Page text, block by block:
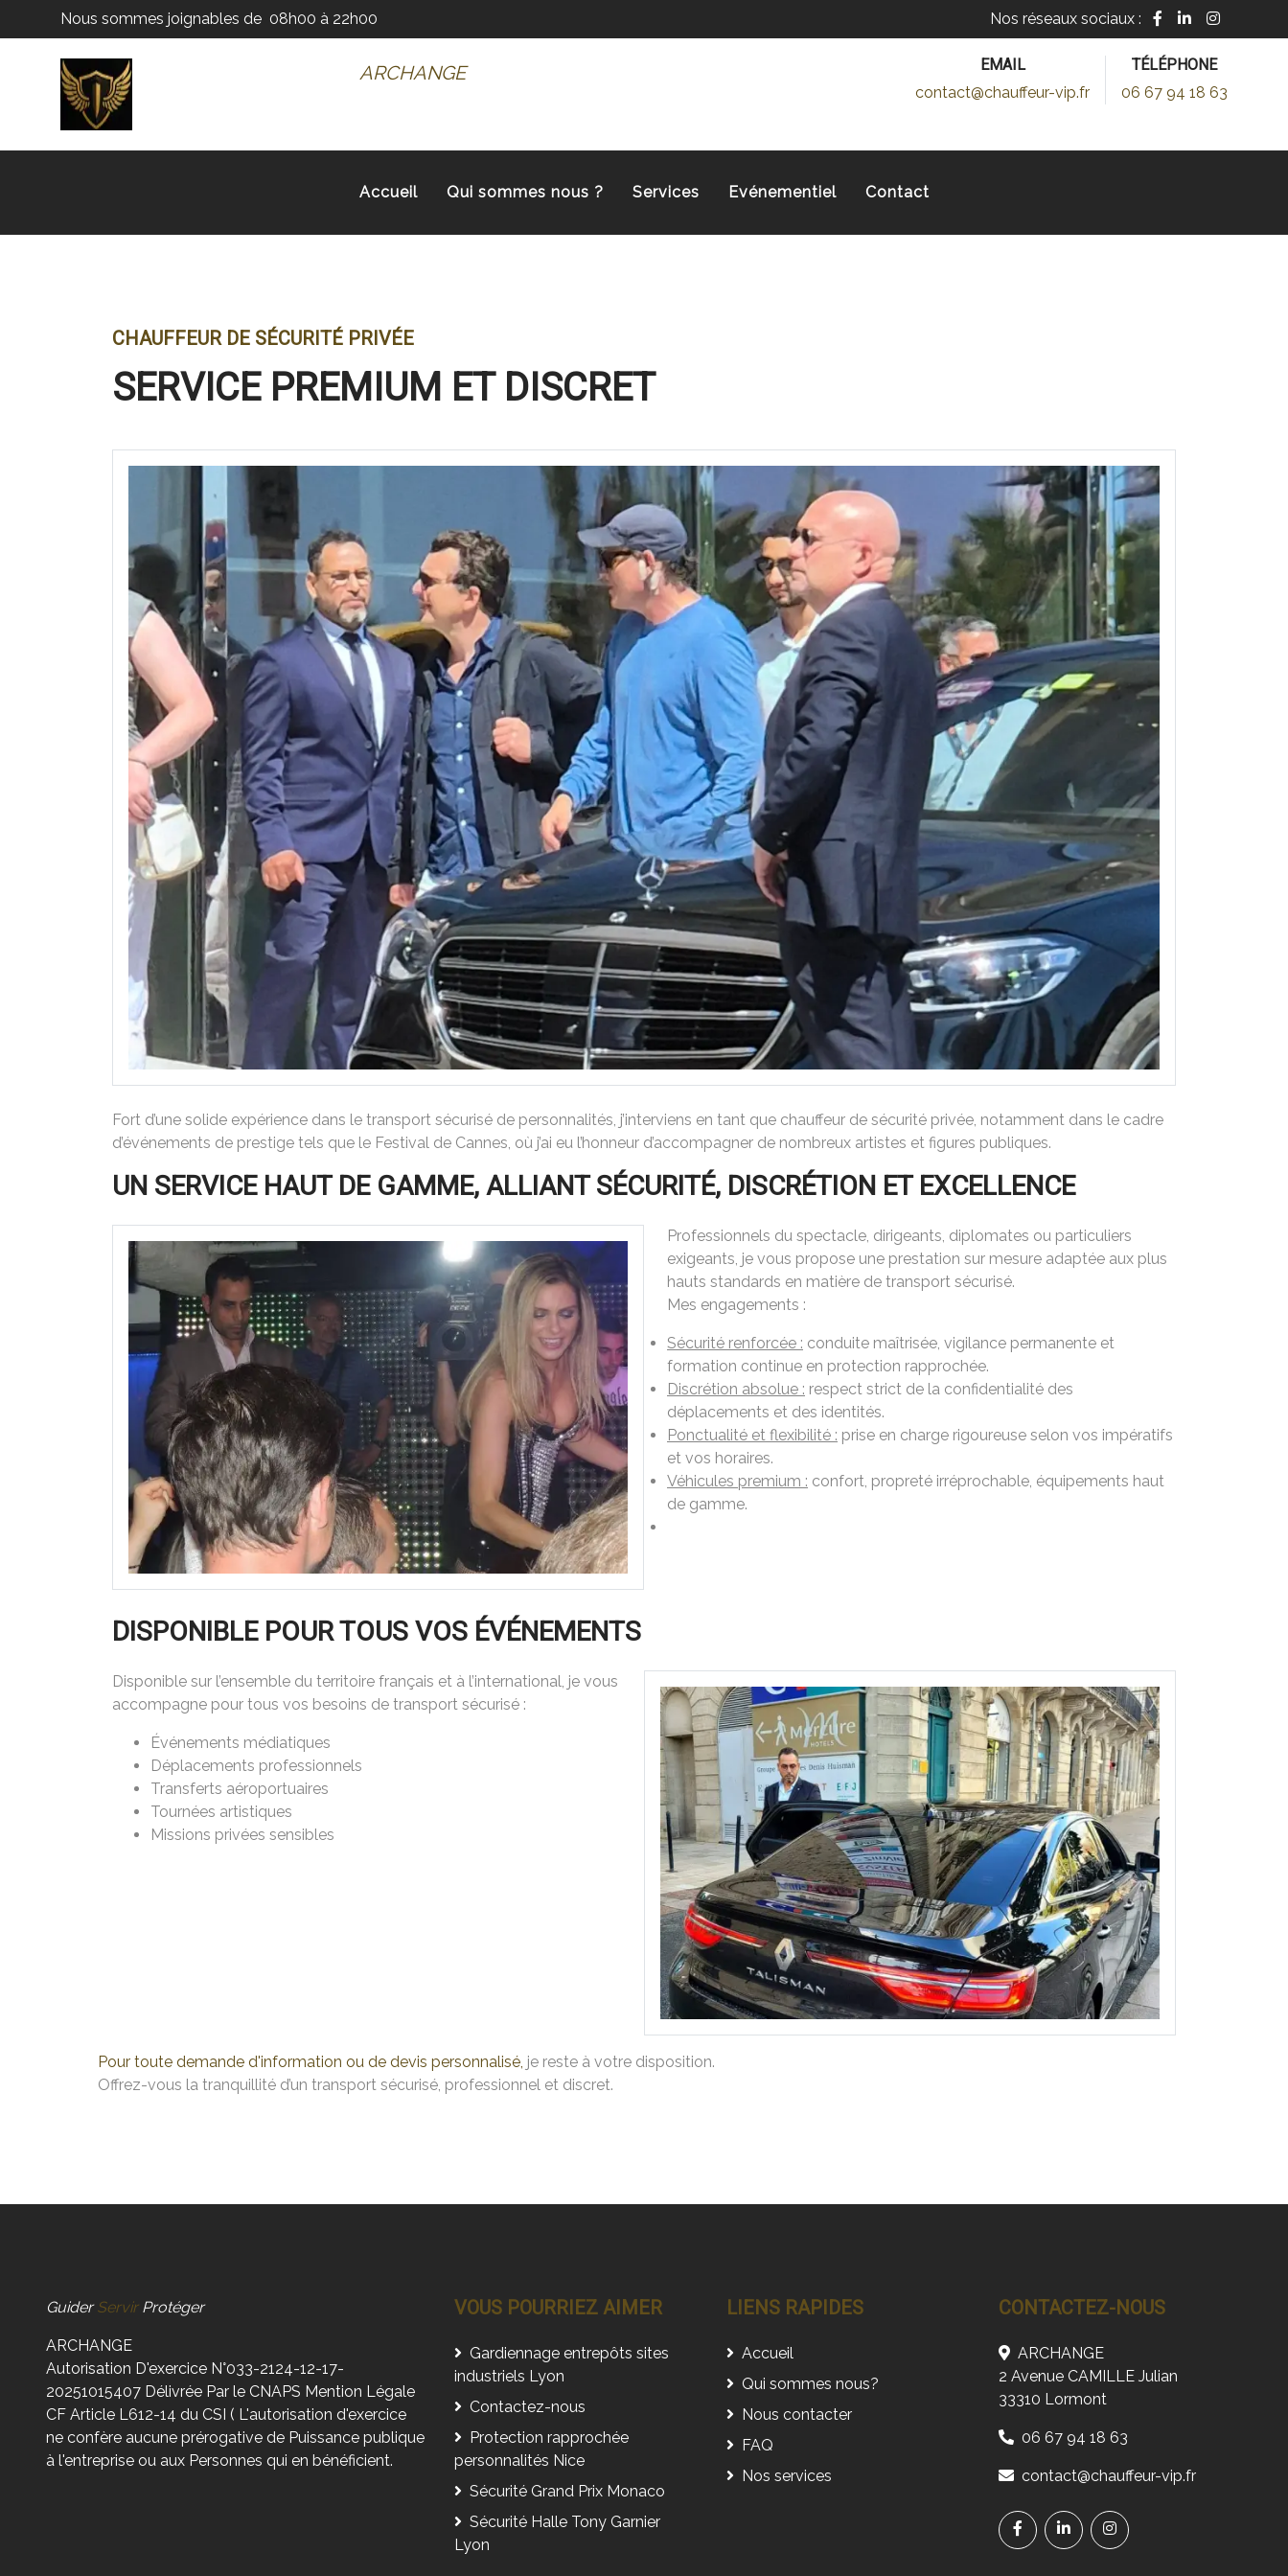
Nous sommes joignables de 08h00 à 22h00 Nos réseaux sociaux :
ARCHANGE
EMAIL
contact@chauffeur-vip.fr
TÉLÉPHONE
06 67 94 18 63
Accueil Qui sommes nous ? Services Evénementiel Contact
CHAUFFEUR DE SÉCURITÉ PRIVÉE
SERVICE PREMIUM ET DISCRET
Fort d’une solide expérience dans le transport sécurisé de personnalités, j’interviens en tant que chauffeur de sécurité privée, notamment dans le cadre
d’événements de prestige tels que le Festival de Cannes, où j’ai eu l’honneur d’accompagner de nombreux artistes et figures publiques.
UN SERVICE HAUT DE GAMME, ALLIANT SÉCURITÉ, DISCRÉTION ET EXCELLENCE
Professionnels du spectacle, dirigeants, diplomates ou particuliers
exigeants, je vous propose une prestation sur mesure adaptée aux plus
hauts standards en matière de transport sécurisé.
Mes engagements :
Sécurité renforcée : conduite maîtrisée, vigilance permanente et
formation continue en protection rapprochée.
Discrétion absolue : respect strict de la confidentialité des
déplacements et des identités.
Ponctualité et flexibilité : prise en charge rigoureuse selon vos impératifs
et vos horaires.
Véhicules premium : confort, propreté irréprochable, équipements haut
de gamme.
DISPONIBLE POUR TOUS VOS ÉVÉNEMENTS
Disponible sur l’ensemble du territoire français et à l’international, je vous
accompagne pour tous vos besoins de transport sécurisé :
Événements médiatiques
Déplacements professionnels
Transferts aéroportuaires
Tournées artistiques
Missions privées sensibles
Pour toute demande d'information ou de devis personnalisé, je reste à votre disposition.
Offrez-vous la tranquillité d’un transport sécurisé, professionnel et discret.
GuiderServir Protéger
ARCHANGE
Autorisation D'exercice N°033-2124-12-17-
20251015407 Délivrée Par le CNAPS Mention Légale
CF Article L612-14 du CSI ( L'autorisation d'exercice
ne confère aucune prérogative de Puissance publique
à l'entreprise ou aux Personnes qui en bénéficient.
VOUS POURRIEZ AIMER
Gardiennage entrepôts sites
industriels Lyon
Contactez-nous
Protection rapprochée
personnalités Nice
Sécurité Grand Prix Monaco
Sécurité Halle Tony Garnier
Lyon
LIENS RAPIDES
Accueil
Qui sommes nous?
Nous contacter
FAQ
Nos services
CONTACTEZ-NOUS
ARCHANGE
2 Avenue CAMILLE Julian
33310 Lormont
06 67 94 18 63
contact@chauffeur-vip.fr